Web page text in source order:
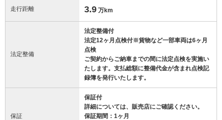
走行距離 3.9 万km
法定整備
法定整備付
法定12ヶ月点検付※貨物など一部車両は6ヶ月
点検
ご契約からご納車までの間に法定点検を実施い
たします。支払総額に整備代金が含まれ点検記
録簿を発行いたします。
保証
保証付
詳細については、販売店にご確認ください。
保証期間：1ヶ月